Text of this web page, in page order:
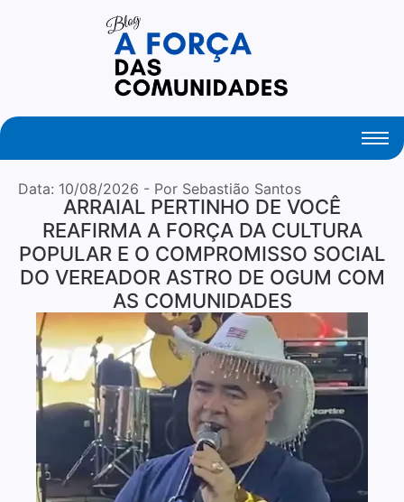
Your Daily Source of Fresh Articles
Data: 10/08/2026 - Por Sebastião Santos
ARRAIAL PERTINHO DE VOCÊ
REAFIRMA A FORÇA DA CULTURA
POPULAR E O COMPROMISSO SOCIAL
DO VEREADOR ASTRO DE OGUM COM
AS COMUNIDADES